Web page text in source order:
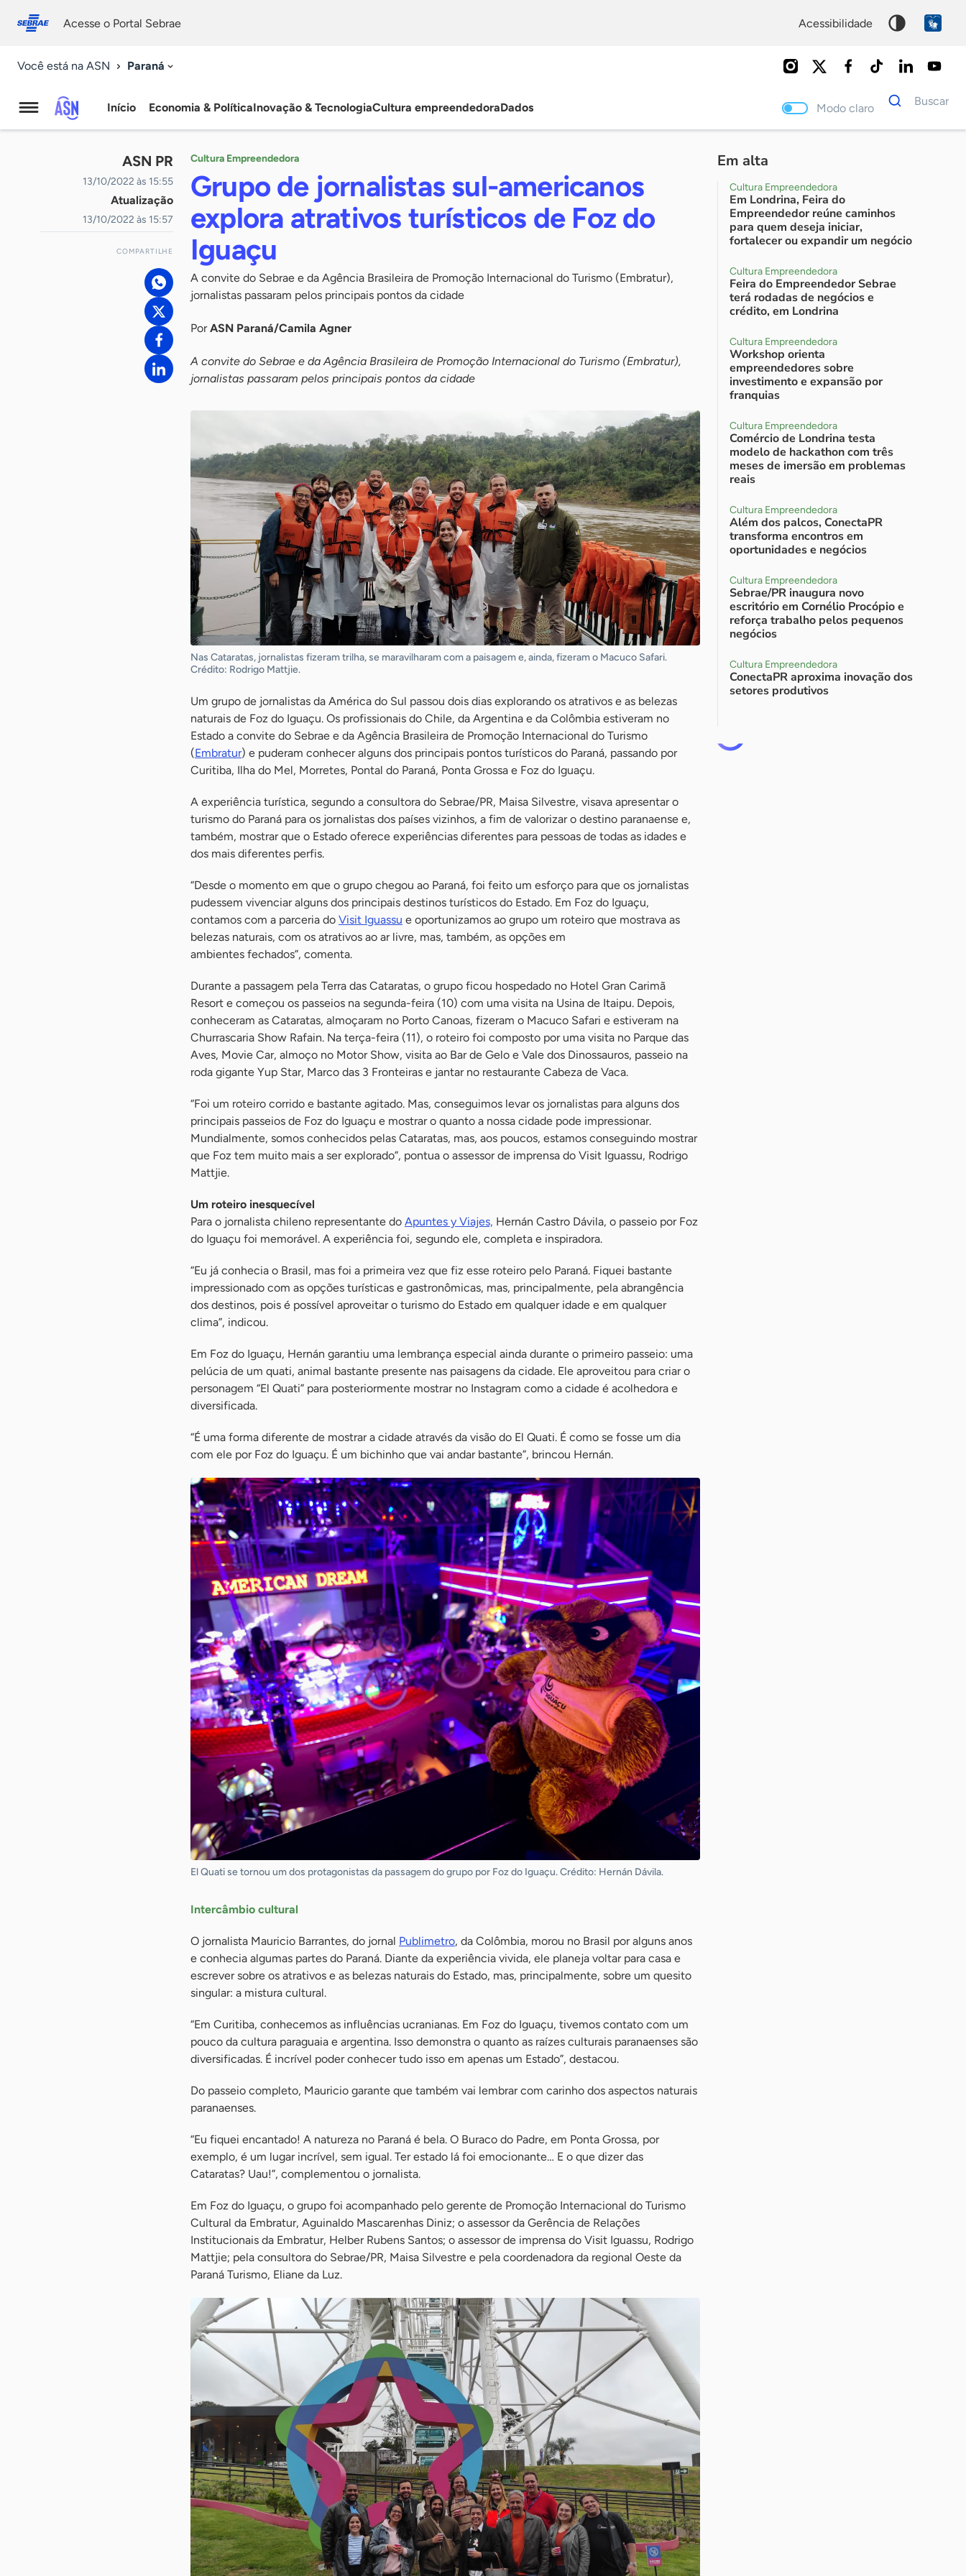
conosco
Acesse o Portal Sebrae acessibilidade
Você está na ASN Paraná
Agência
Sebrae
Notícias
Início Economia & PolíticaInovação & TecnologiaCultura empreendedoraDados Modo claro
Dados
para
Buscar
ASN PR
13/10/2022 às 15:55
Atualização
13/10/2022 às 15:57
COMPARTILHE
Cultura Empreendedora
Grupo de jornalistas sul-americanos
explora atrativos turísticos de Foz do
Iguaçu
A convite do Sebrae e da Agência Brasileira de Promoção Internacional do Turismo (Embratur),
jornalistas passaram pelos principais pontos da cidade
PorASN Paraná/Camila Agner
A convite do Sebrae e da Agência Brasileira de Promoção Internacional do Turismo (Embratur),
jornalistas passaram pelos principais pontos da cidade
Nas Cataratas, jornalistas fizeram trilha, se maravilharam com a paisagem e, ainda, fizeram o Macuco Safari.
Crédito: Rodrigo Mattjie.
Um grupo de jornalistas da América do Sul passou dois dias explorando os atrativos e as belezas
naturais de Foz do Iguaçu. Os profissionais do Chile, da Argentina e da Colômbia estiveram no
Estado a convite do Sebrae e da Agência Brasileira de Promoção Internacional do Turismo
(Embratur) e puderam conhecer alguns dos principais pontos turísticos do Paraná, passando por
Curitiba, Ilha do Mel, Morretes, Pontal do Paraná, Ponta Grossa e Foz do Iguaçu.
A experiência turística, segundo a consultora do Sebrae/PR, Maisa Silvestre, visava apresentar o
turismo do Paraná para os jornalistas dos países vizinhos, a fim de valorizar o destino paranaense e,
também, mostrar que o Estado oferece experiências diferentes para pessoas de todas as idades e
dos mais diferentes perfis.
“Desde o momento em que o grupo chegou ao Paraná, foi feito um esforço para que os jornalistas
pudessem vivenciar alguns dos principais destinos turísticos do Estado. Em Foz do Iguaçu,
contamos com a parceria do Visit Iguassu e oportunizamos ao grupo um roteiro que mostrava as
belezas naturais, com os atrativos ao ar livre, mas, também, as opções em
ambientes fechados”, comenta.
Durante a passagem pela Terra das Cataratas, o grupo ficou hospedado no Hotel Gran Carimã
Resort e começou os passeios na segunda-feira (10) com uma visita na Usina de Itaipu. Depois,
conheceram as Cataratas, almoçaram no Porto Canoas, fizeram o Macuco Safari e estiveram na
Churrascaria Show Rafain. Na terça-feira (11), o roteiro foi composto por uma visita no Parque das
Aves, Movie Car, almoço no Motor Show, visita ao Bar de Gelo e Vale dos Dinossauros, passeio na
roda gigante Yup Star, Marco das 3 Fronteiras e jantar no restaurante Cabeza de Vaca.
“Foi um roteiro corrido e bastante agitado. Mas, conseguimos levar os jornalistas para alguns dos
principais passeios de Foz do Iguaçu e mostrar o quanto a nossa cidade pode impressionar.
Mundialmente, somos conhecidos pelas Cataratas, mas, aos poucos, estamos conseguindo mostrar
que Foz tem muito mais a ser explorado”, pontua o assessor de imprensa do Visit Iguassu, Rodrigo
Mattjie.
Um roteiro inesquecível
Para o jornalista chileno representante do Apuntes y Viajes, Hernán Castro Dávila, o passeio por Foz
do Iguaçu foi memorável. A experiência foi, segundo ele, completa e inspiradora.
“Eu já conhecia o Brasil, mas foi a primeira vez que fiz esse roteiro pelo Paraná. Fiquei bastante
impressionado com as opções turísticas e gastronômicas, mas, principalmente, pela abrangência
dos destinos, pois é possível aproveitar o turismo do Estado em qualquer idade e em qualquer
clima”, indicou.
Em Foz do Iguaçu, Hernán garantiu uma lembrança especial ainda durante o primeiro passeio: uma
pelúcia de um quati, animal bastante presente nas paisagens da cidade. Ele aproveitou para criar o
personagem “El Quati” para posteriormente mostrar no Instagram como a cidade é acolhedora e
diversificada.
“É uma forma diferente de mostrar a cidade através da visão do El Quati. É como se fosse um dia
com ele por Foz do Iguaçu. É um bichinho que vai andar bastante”, brincou Hernán.
El Quati se tornou um dos protagonistas da passagem do grupo por Foz do Iguaçu. Crédito: Hernán Dávila.
Intercâmbio cultural
O jornalista Mauricio Barrantes, do jornal Publimetro, da Colômbia, morou no Brasil por alguns anos
e conhecia algumas partes do Paraná. Diante da experiência vivida, ele planeja voltar para casa e
escrever sobre os atrativos e as belezas naturais do Estado, mas, principalmente, sobre um quesito
singular: a mistura cultural.
“Em Curitiba, conhecemos as influências ucranianas. Em Foz do Iguaçu, tivemos contato com um
pouco da cultura paraguaia e argentina. Isso demonstra o quanto as raízes culturais paranaenses são
diversificadas. É incrível poder conhecer tudo isso em apenas um Estado”, destacou.
Do passeio completo, Mauricio garante que também vai lembrar com carinho dos aspectos naturais
paranaenses.
“Eu fiquei encantado! A natureza no Paraná é bela. O Buraco do Padre, em Ponta Grossa, por
exemplo, é um lugar incrível, sem igual. Ter estado lá foi emocionante… E o que dizer das
Cataratas? Uau!”, complementou o jornalista.
Em Foz do Iguaçu, o grupo foi acompanhado pelo gerente de Promoção Internacional do Turismo
Cultural da Embratur, Aguinaldo Mascarenhas Diniz; o assessor da Gerência de Relações
Institucionais da Embratur, Helber Rubens Santos; o assessor de imprensa do Visit Iguassu, Rodrigo
Mattjie; pela consultora do Sebrae/PR, Maisa Silvestre e pela coordenadora da regional Oeste da
Paraná Turismo, Eliane da Luz.
Em alta
Cultura Empreendedora
Em Londrina, Feira do
Empreendedor reúne caminhos
para quem deseja iniciar,
fortalecer ou expandir um negócio
Cultura Empreendedora
Feira do Empreendedor Sebrae
terá rodadas de negócios e
crédito, em Londrina
Cultura Empreendedora
Workshop orienta
empreendedores sobre
investimento e expansão por
franquias
Cultura Empreendedora
Comércio de Londrina testa
modelo de hackathon com três
meses de imersão em problemas
reais
Cultura Empreendedora
Além dos palcos, ConectaPR
transforma encontros em
oportunidades e negócios
Cultura Empreendedora
Sebrae/PR inaugura novo
escritório em Cornélio Procópio e
reforça trabalho pelos pequenos
negócios
Cultura Empreendedora
ConectaPR aproxima inovação dos
setores produtivos